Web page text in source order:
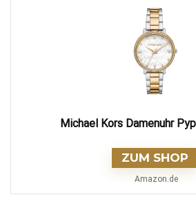
Michael Kors Damenuhr
ZUM SHOP
Amazon.de